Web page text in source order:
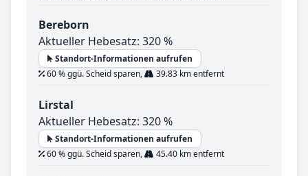
Bereborn
Aktueller Hebesatz: 320 %
Standort-Informationen aufrufen
60 % ggü. Scheid sparen,
39.83 km entfernt
Lirstal
Aktueller Hebesatz: 320 %
Standort-Informationen aufrufen
60 % ggü. Scheid sparen,
45.40 km entfernt